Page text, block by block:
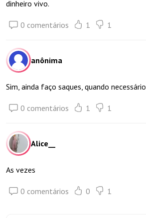
dinheiro vivo.
0 comentários 1 1
anônima
Sim, ainda faço saques, quando necessário
0 comentários 1 1
Alice__
As vezes
0 comentários 0 1